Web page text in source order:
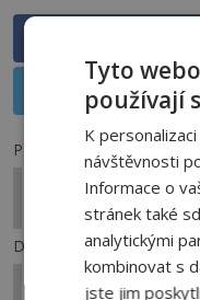
Předchozí článek
Mýtus jménem
severu bájný
Další článek
Tajemství hadí
Tyto
používají
K
návštěvnosti
Informace o
stránek také
analytickými
kombinovat s
jste jim